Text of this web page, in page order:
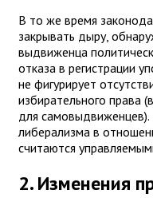
В то же время
закрывать дыру,
выдвиженца
отказа в регистрации
не фигурирует
избирательного права
для
либерализма в
считаются
2. Изменения